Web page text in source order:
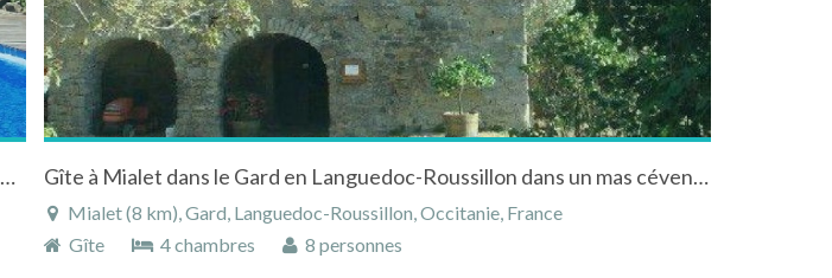
Chateau du Fraissinet - six jolis gites avec parc, piscine et rivière au pied des Cévennes Gîte à Mialet dans le Gard en Languedoc-Roussillon dans un mas cévenol du 18ème siècle
Mialet (8 km), Gard, Languedoc-Roussillon, Occitanie, France
Gîte
4 chambres 8 personnes